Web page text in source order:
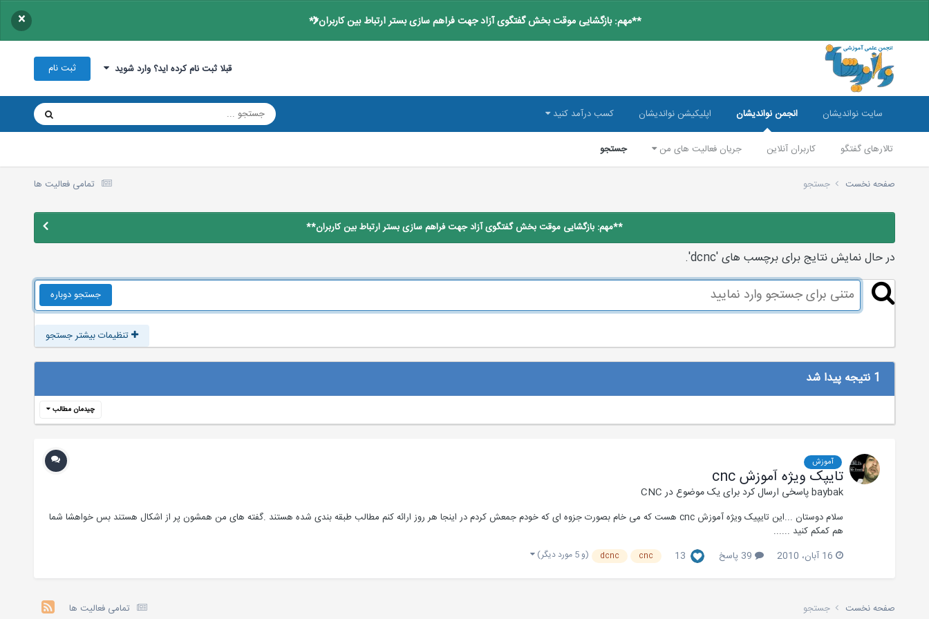
**مهم: بازگشایی موقت بخش گفتگوی آزاد جهت فراهم سازی بستر ارتباط بین کاربران** ×
قبلا ثبت نام کرده اید؟ وارد شوید ثبت نام
سایت نواندیشان انجمن نواندیشان
تالارهای گفتگو کاربران آنلاین جریان فعالیت های من جستجو
اپلیکیشن نواندیشان کسب درآمد کنید
تمامی فعالیت ها صفحه نخست جستجو
**مهم: بازگشایی موقت بخش گفتگوی آزاد جهت فراهم سازی بستر ارتباط بین کاربران**
در حال نمایش نتایج برای برچسب های 'dcnc'.
جستجو دوباره
تنظیمات بیشتر جستجو
1 نتیجه پیدا شد
چیدمان مطالب
آموزش
تایپک ویژه آموزش cnc
baybakپاسخی ارسال کرد برای یک موضوع درCNC
سلام دوستان ...این تایپیک ویژه آموزش cnc هست که می خام بصورت جزوه ای که خودم جمعش کردم در اینجا هر روز ارائه کنم مطالب طبقه بندی شده هستند .گفته های من همشون پر از اشکال هستند بس خواهشا شما
هم کمکم کنید ......
16 آبان، 2010
39 پاسخ 13
cnc
dcnc (و 5 مورد دیگر)
تمامی فعالیت ها صفحه نخست جستجو